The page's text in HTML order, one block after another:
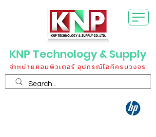
KNP Technology & Supply
จำหน่ายคอมพิวเตอร์ อุปกรณ์ไอทีครบวงจร